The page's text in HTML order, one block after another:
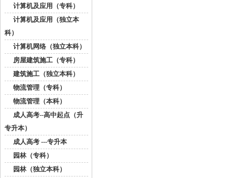
计算机及应用（专科）
计算机及应用（独立本
科）
计算机网络（独立本科）
房屋建筑施工（专科）
建筑施工（独立本科）
物流管理（专科）
物流管理（本科）
成人高考--高中起点（升
专升本）
成人高考 ---专升本
园林（专科）
园林（独立本科）